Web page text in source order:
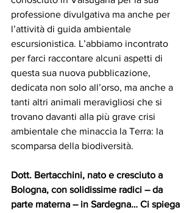
professione divulgativa ma anche per
l’attività di guida ambientale
escursionistica. L’abbiamo incontrato
per farci raccontare alcuni aspetti di
questa sua nuova pubblicazione,
dedicata non solo all’orso, ma anche a
tanti altri animali meravigliosi che si
trovano davanti alla più grave crisi
ambientale che minaccia la Terra: la
scomparsa della biodiversità.
Dott. Bertacchini, nato e cresciuto a
Bologna, con solidissime radici – da
parte materna – in Sardegna… Ci spiega